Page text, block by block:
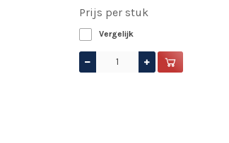
Prijs per stuk
Vergelijk